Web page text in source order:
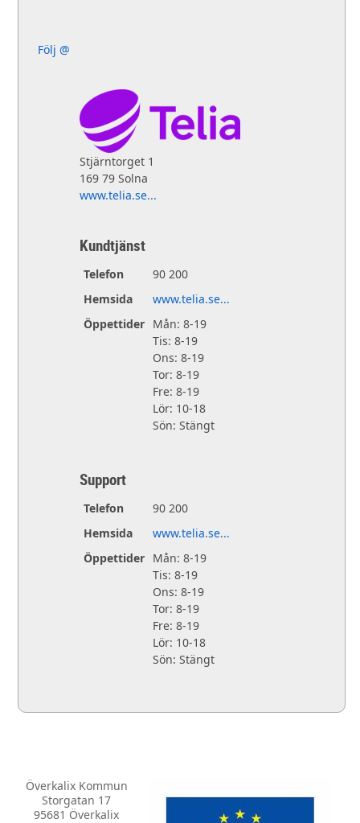
Följ @
Stjärntorget 1
169 79 Solna
www.telia.se...
Kundtjänst
Telefon
90 200
Hemsida
www.telia.se...
Öppettider Mån: 8-19
Tis: 8-19
Ons: 8-19
Tor: 8-19
Fre: 8-19
Lör: 10-18
Sön: Stängt
Support
Telefon
90 200
Hemsida
www.telia.se...
Öppettider Mån: 8-19
Tis: 8-19
Ons: 8-19
Tor: 8-19
Fre: 8-19
Lör: 10-18
Sön: Stängt
Överkalix Kommun
Storgatan 17
95681 Överkalix